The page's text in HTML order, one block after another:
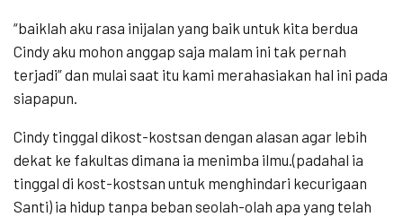
“baiklah aku rasa inijalan yang baik untuk kita berdua
Cindy aku mohon anggap saja malam ini tak pernah
terjadi” dan mulai saat itu kami merahasiakan hal ini pada
siapapun.
Cindy tinggal dikost-kostsan dengan alasan agar lebih
dekat ke fakultas dimana ia menimba ilmu.(padahal ia
tinggal di kost-kostsan untuk menghindari kecurigaan
Santi) ia hidup tanpa beban seolah-olah apa yang telah